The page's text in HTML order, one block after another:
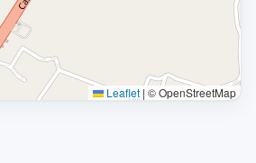
Leaflet | © OpenStreetMap